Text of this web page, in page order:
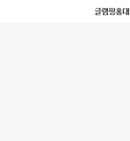
글램핑홍대